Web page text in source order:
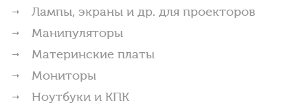
Лампы, экраны и др. для проекторов
Манипуляторы
Материнские платы
Мониторы
Ноутбуки и КПК